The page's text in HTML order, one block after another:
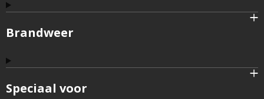
Brandweer
Speciaal voor